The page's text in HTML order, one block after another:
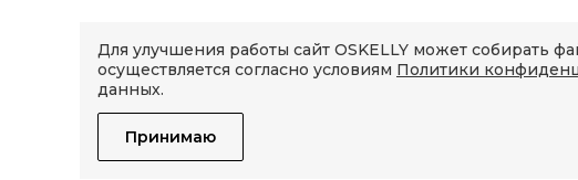
Для улучшения работы сайт OSKELLY может собирать
осуществляется согласно условиям Политики
данных.
Принимаю